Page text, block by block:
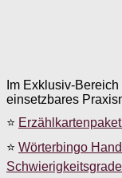
Im Exklusiv-
einsetzbares
⭐
⭐ Wörterbingo